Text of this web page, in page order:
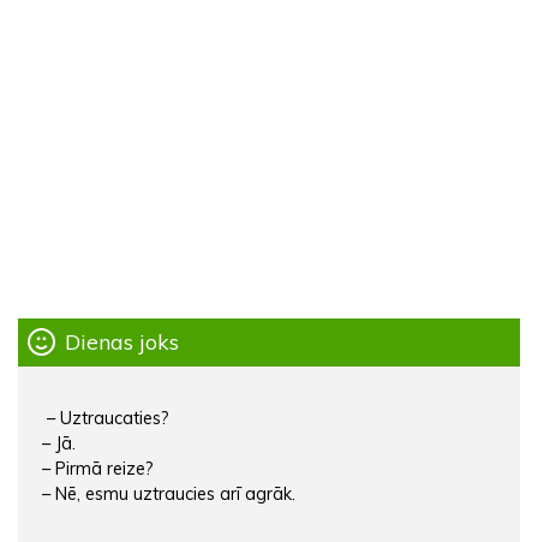
Dienas joks
– Uztraucaties?
– Jā.
– Pirmā reize?
– Nē, esmu uztraucies arī agrāk.